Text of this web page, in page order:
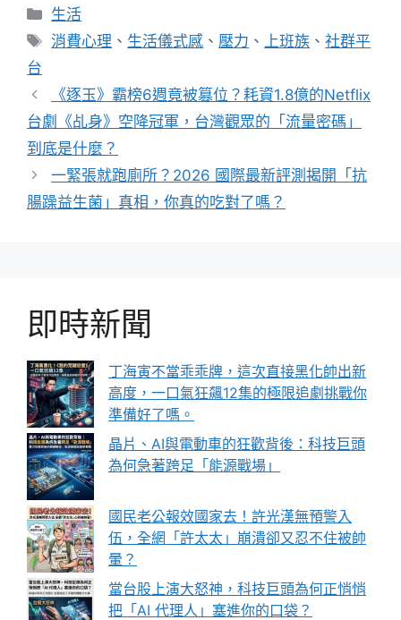
分
類
生活
標
消費心理 、 生活儀式感 、 壓力 、 上班族 、社群平
台
《逐玉》霸榜6週竟被篡位？耗資1.8億的Netflix
台劇《乩身》空降冠軍，台灣觀眾的「流量密碼」
到底是什麼？
一緊張就跑廁所？2026 國際最新評測揭開「抗
腸躁益生菌」真相，你真的吃對了嗎？
即時新聞
丁海寅不當乖乖牌，這次直接黑化帥出新
高度，一口氣狂飆12集的極限追劇挑戰你
準備好了嗎。
晶片、AI與電動車的狂歡背後：科技巨頭
為何急著跨足「能源戰場」
國民老公報效國家去！許光漢無預警入
伍，全網「許太太」崩潰卻又忍不住被帥
暈？
當台股上演大怒神，科技巨頭為何正悄悄
把「AI 代理人」塞進你的口袋？